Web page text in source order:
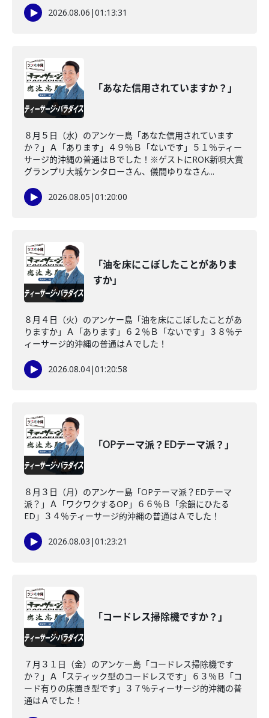
2026.08.06 |01:13:31
「あなた信用されていますか？」
８月５日（水）のアンケー島「あなた信用されています
か？」Ａ「あります」４９％Ｂ「ないです」５１％ティー
サージ的沖縄の普通はＢでした！※ゲストにROK新唄大賞
グランプリ大城ケンタローさん、儀間ゆりなさん...
2026.08.05 |01:20:00
「油を床にこぼしたことがありま
すか」
８月４日（火）のアンケー島「油を床にこぼしたことがあ
りますか」Ａ「あります」６２％Ｂ「ないです」３８％テ
ィーサージ的沖縄の普通はＡでした！
2026.08.04|01:20:58
「OPテーマ派？EDテーマ派？」
８月３日（月）のアンケー島「OPテーマ派？EDテーマ
派？」Ａ「ワクワクするOP」６６％Ｂ「余韻にひたる
ED」３４％ティーサージ的沖縄の普通はＡでした！
2026.08.03 |01:23:21
「コードレス掃除機ですか？」
７月３１日（金）のアンケー島「コードレス掃除機です
か？」Ａ「スティック型のコードレスです」６３％Ｂ「コ
ード有りの床置き型です」３７％ティーサージ的沖縄の普
通はＡでした！